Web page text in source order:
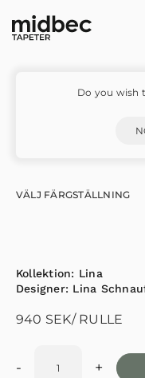
Ulla Britt – 55030
Kollektion: Lina
Designer: Lina
VÄLJ FÄRGSTÄLLNING
940 SEK/ RULLE
- +
Do you wish